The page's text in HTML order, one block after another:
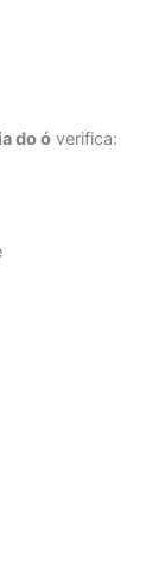
do ó verifica: